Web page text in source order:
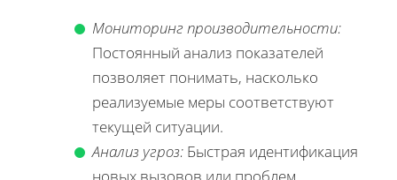
Мониторинг производительности:
Постоянный анализ показателей
позволяет понимать, насколько
реализуемые меры соответствуют
текущей ситуации.
Анализ угроз: Быстрая идентификация